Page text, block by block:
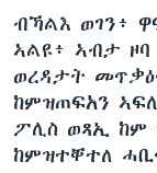
ብኻልእ ወገን፥
ኣልዩ፥ ኣብታ
ወረዳታት
ከምዝጠፍአን
ፖሊስ ወጻኢ ከም
ከምዝተቐተለ